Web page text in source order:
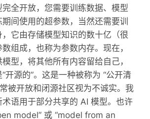
全开放，您需要训练数据、模型
间使用的超参数，当然还需要训
它由存储模型知识的数十亿（很
组成，也称为参数内存。现在，
型，将其他所有内容留给自己，
开源的”。这是一种被称为 “公开清
被开放和闭源社区视为不诚实。我
语用于部分共享的 AI 模型。也许
model” 或 “model from an